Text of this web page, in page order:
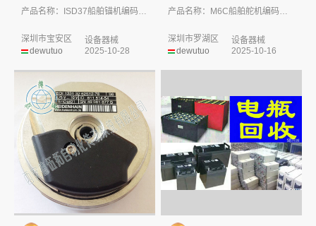
产品名称：ISD37船舶锚机编码器 型...
dewutuo
深圳市宝安区
设备器械
2025-10-28
产品名称：M6C船舶舵机编码器 (重载增...
dewutuo
深圳市罗湖区
设备器械
2025-10-16